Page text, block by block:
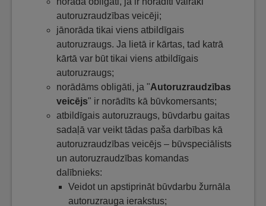
autoruzraudzības veicēji;
jānorāda tikai viens atbildīgais
autoruzraugs. Ja lietā ir kārtas, tad katrā
kārtā var būt tikai viens atbildīgais
autoruzraugs;
norādāms obligāti, ja "Autoruzraudzības
veicējs" ir norādīts kā būvkomersants;
atbildīgais autoruzraugs, būvdarbu gaitas
sadaļā var veikt tādas paša darbības kā
autoruzraudzības veicējs – būvspeciālists
un autoruzraudzības komandas
dalībnieks:
Veidot un apstiprināt būvdarbu žurnāla
autoruzrauga ierakstus;